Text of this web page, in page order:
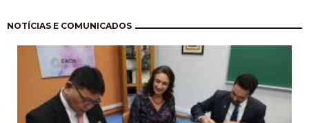
NOTÍCIAS E COMUNICADOS
Paginação